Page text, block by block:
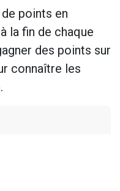
points en
la fin de chaque
des points sur
connaître les